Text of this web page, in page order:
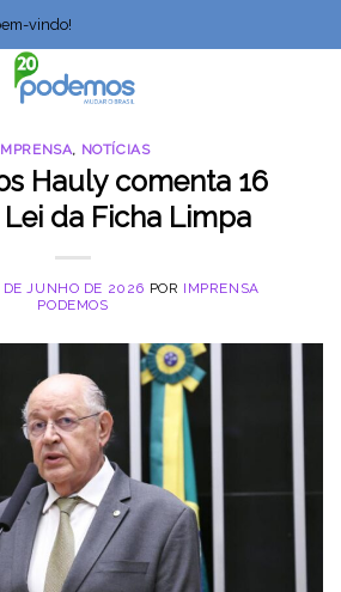
vindo!
, NOTÍCIAS
Hauly comenta 16
da Ficha Limpa
DE JUNHO DE 2026 POR IMPRENSA
PODEMOS